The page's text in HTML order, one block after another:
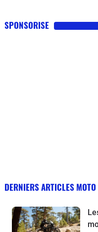
SPONSORISE
DERNIERS ARTICLES MOTO